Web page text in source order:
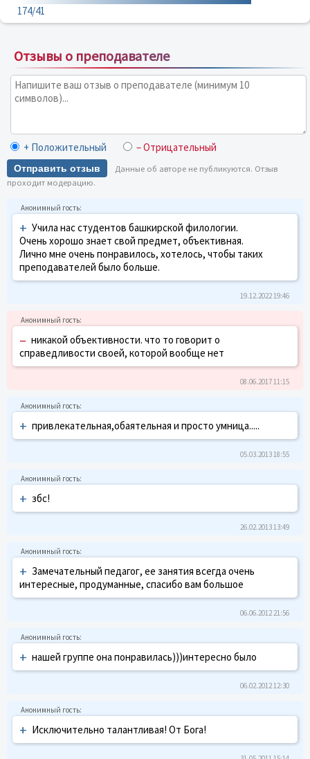
174/41
Отзывы о преподавателе
+ Положительный – Отрицательный
Отправить отзыв
Данные об авторе не публикуются. Отзыв
проходит модерацию.
+ Учила нас студентов башкирской филологии.
Очень хорошо знает свой предмет, объективная.
Лично мне очень понравилось, хотелось, чтобы таких
преподавателей было больше.
19.12.2022 19:46
– никакой объективности. что то говорит о
справедливости своей, которой вообще нет
08.06.2017 11:15
+ привлекательная,обаятельная и просто умница.....
05.03.2013 18:55
+ збс!
26.02.2013 13:49
+ Замечательный педагог, ее занятия всегда очень
интересные, продуманные, спасибо вам большое
06.06.2012 21:56
+ нашей группе она понравилась)))интересно было
06.02.2012 12:30
+ Исключительно талантливая! От Бога!